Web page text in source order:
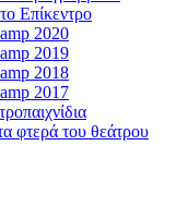
Επίκεντρο
2020
2019
2018
2017
φτερά του θεάτρου